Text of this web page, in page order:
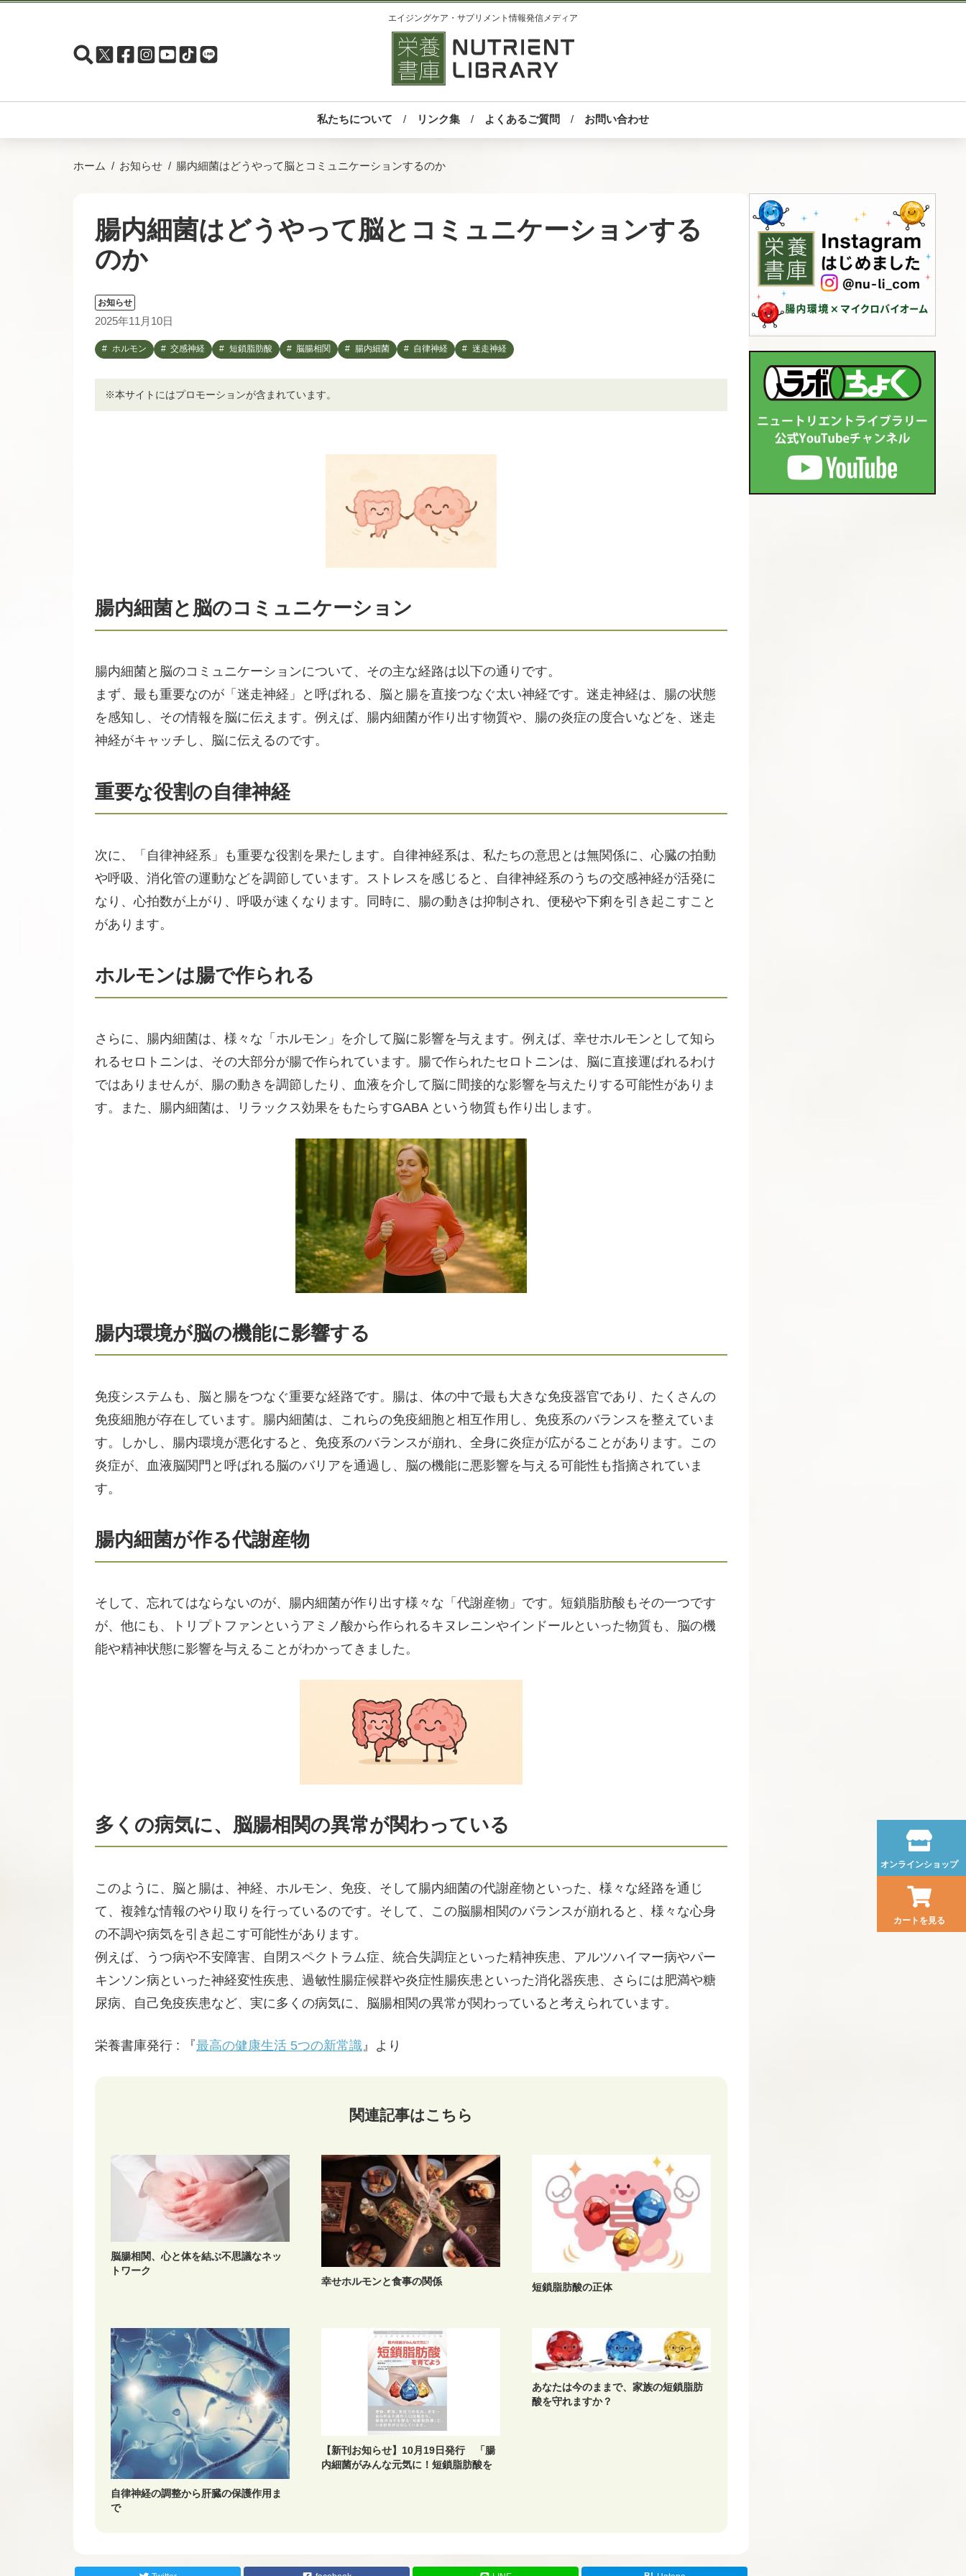
エイジングケア・サプリメント情報発信メディア
私たちについて リンク集 よくあるご質問 お問い合わせ
オンラインショップ
カートを見る
ホーム お知らせ 腸内細菌はどうやって脳とコミュニケーションするのか
腸内細菌はどうやって脳とコミュニケーションする
のか
お知らせ
2025年11月10日
ホルモン 交感神経 短鎖脂肪酸 脳腸相関 腸内細菌 自律神経 迷走神経
※本サイトにはプロモーションが含まれています。
腸内細菌と脳のコミュニケーション
腸内細菌と脳のコミュニケーションについて、その主な経路は以下の通りです。
まず、最も重要なのが「迷走神経」と呼ばれる、脳と腸を直接つなぐ太い神経です。迷走神経は、腸の状態
を感知し、その情報を脳に伝えます。例えば、腸内細菌が作り出す物質や、腸の炎症の度合いなどを、迷走
神経がキャッチし、脳に伝えるのです。
重要な役割の自律神経
次に、「自律神経系」も重要な役割を果たします。自律神経系は、私たちの意思とは無関係に、心臓の拍動
や呼吸、消化管の運動などを調節しています。ストレスを感じると、自律神経系のうちの交感神経が活発に
なり、心拍数が上がり、呼吸が速くなります。同時に、腸の動きは抑制され、便秘や下痢を引き起こすこと
があります。
ホルモンは腸で作られる
さらに、腸内細菌は、様々な「ホルモン」を介して脳に影響を与えます。例えば、幸せホルモンとして知ら
れるセロトニンは、その大部分が腸で作られています。腸で作られたセロトニンは、脳に直接運ばれるわけ
ではありませんが、腸の動きを調節したり、血液を介して脳に間接的な影響を与えたりする可能性がありま
す。また、腸内細菌は、リラックス効果をもたらすGABA という物質も作り出します。
腸内環境が脳の機能に影響する
免疫システムも、脳と腸をつなぐ重要な経路です。腸は、体の中で最も大きな免疫器官であり、たくさんの
免疫細胞が存在しています。腸内細菌は、これらの免疫細胞と相互作用し、免疫系のバランスを整えていま
す。しかし、腸内環境が悪化すると、免疫系のバランスが崩れ、全身に炎症が広がることがあります。この
炎症が、血液脳関門と呼ばれる脳のバリアを通過し、脳の機能に悪影響を与える可能性も指摘されていま
す。
腸内細菌が作る代謝産物
そして、忘れてはならないのが、腸内細菌が作り出す様々な「代謝産物」です。短鎖脂肪酸もその一つです
が、他にも、トリプトファンというアミノ酸から作られるキヌレニンやインドールといった物質も、脳の機
能や精神状態に影響を与えることがわかってきました。
多くの病気に、脳腸相関の異常が関わっている
このように、脳と腸は、神経、ホルモン、免疫、そして腸内細菌の代謝産物といった、様々な経路を通じ
て、複雑な情報のやり取りを行っているのです。そして、この脳腸相関のバランスが崩れると、様々な心身
の不調や病気を引き起こす可能性があります。
例えば、うつ病や不安障害、自閉スペクトラム症、統合失調症といった精神疾患、アルツハイマー病やパー
キンソン病といった神経変性疾患、過敏性腸症候群や炎症性腸疾患といった消化器疾患、さらには肥満や糖
尿病、自己免疫疾患など、実に多くの病気に、脳腸相関の異常が関わっていると考えられています。
栄養書庫発行 : 『最高の健康生活 5つの新常識 』より
関連記事はこちら
脳腸相関、心と体を結ぶ不思議なネッ
トワーク
幸せホルモンと食事の関係
短鎖脂肪酸の正体
自律神経の調整から肝臓の保護作用ま
で
【新刊お知らせ】10月19日発行 「腸
内細菌がみんな元気に！短鎖脂肪酸を
あなたは今のままで、家族の短鎖脂肪
酸を守れますか？